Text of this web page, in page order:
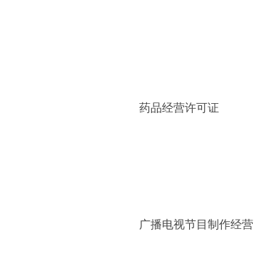
药品经营许可证
广播电视节目制作经营